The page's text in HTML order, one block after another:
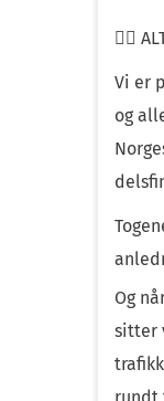
❤️‍🔥
Vi er
og
Og
sitter
rundt